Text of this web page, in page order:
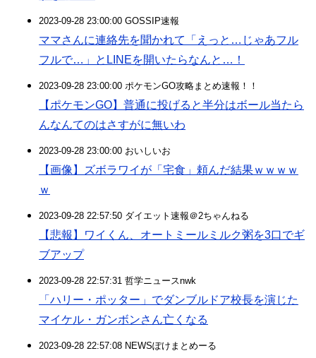
2023-09-28 23:00:00 GOSSIP速報
ママさんに連絡先を聞かれて「えっと…じゃあフル
フルで…」とLINEを開いたらなんと…！
2023-09-28 23:00:00 ポケモンGO攻略まとめ速報！！
【ポケモンGO】普通に投げると半分はボール当たら
んなんてのはさすがに無いわ
2023-09-28 23:00:00 おいしいお
【画像】ズボラワイが「宅食」頼んだ結果ｗｗｗｗ
ｗ
2023-09-28 22:57:50 ダイエット速報＠2ちゃんねる
【悲報】ワイくん、オートミールミルク粥を3口でギ
ブアップ
2023-09-28 22:57:31 哲学ニュースnwk
「ハリー・ポッター」でダンブルドア校長を演じた
マイケル・ガンボンさん亡くなる
2023-09-28 22:57:08 NEWSぽけまとめーる